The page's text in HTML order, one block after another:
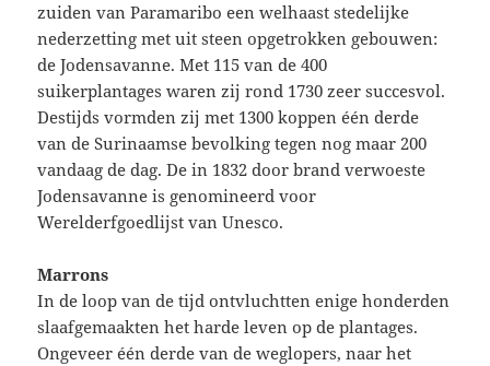
zuiden van Paramaribo een welhaast stedelijke
nederzetting met uit steen opgetrokken gebouwen:
de Jodensavanne. Met 115 van de 400
suikerplantages waren zij rond 1730 zeer succesvol.
Destijds vormden zij met 1300 koppen één derde
van de Surinaamse bevolking tegen nog maar 200
vandaag de dag. De in 1832 door brand verwoeste
Jodensavanne is genomineerd voor
Werelderfgoedlijst van Unesco.
Marrons
In de loop van de tijd ontvluchtten enige honderden
slaafgemaakten het harde leven op de plantages.
Ongeveer één derde van de weglopers, naar het